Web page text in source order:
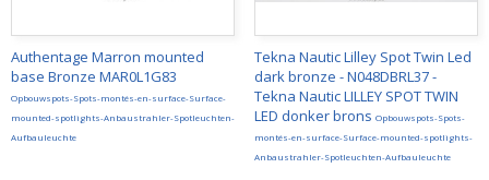
Authentage Marron mounted
base Bronze MAR0L1G83
Opbouwspots-Spots-montés-en-surface-Surface-
mounted-spotlights-Anbaustrahler-Spotleuchten-
Aufbauleuchte
Tekna Nautic Lilley Spot Twin Led
dark bronze - N048DBRL37 -
Tekna Nautic LILLEY SPOT TWIN
LED donker brons Opbouwspots-Spots-
montés-en-surface-Surface-mounted-spotlights-
Anbaustrahler-Spotleuchten-Aufbauleuchte